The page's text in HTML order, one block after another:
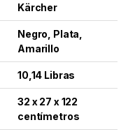
Kärcher
Negro, Plata,
Amarillo
10,14 Libras
32 x 27 x 122
centímetros